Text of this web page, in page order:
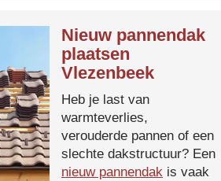
Nieuw pannendak
plaatsen
Vlezenbeek
Heb je last van
warmteverlies,
verouderde pannen of een
slechte dakstructuur? Een
nieuw pannendak is vaak